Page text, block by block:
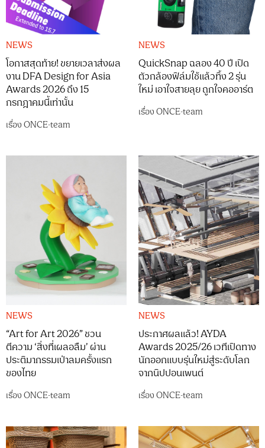
NEWS
โอกาสสุดท้าย! ขยายเวลาส่งผล
งาน DFA Design for Asia
Awards 2026 ถึง 15
กรกฎาคมนี้เท่านั้น
เรื่องONCE-team
NEWS
QuickSnap ฉลอง 40 ปี เปิด
ตัวกล้องฟิล์มใช้แล้วทิ้ง 2 รุ่น
ใหม่ เอาใจสายลุย ถูกใจคออาร์ต
เรื่องONCE-team
NEWS
“Art for Art 2026” ชวน
ตีความ ‘สิ่งที่เผลอลืม’ ผ่าน
ประติมากรรมเป่าลมครั้งแรก
ของไทย
เรื่องONCE-team
NEWS
ประกาศผลแล้ว! AYDA
Awards 2025/26 เวทีเปิดทาง
นักออกแบบรุ่นใหม่สู่ระดับโลก
จากนิปปอนเพนต์
เรื่องONCE-team